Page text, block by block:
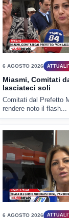
La Procura della
Capua Vetere chiude
Miasmi, Comitati
lasciateci soli
Comitati dal Prefetto
rendere noto il flash...